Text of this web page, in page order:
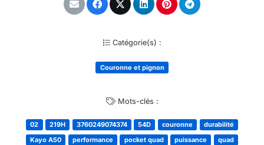
Catégorie(s) :
Couronne et pignon
Mots-clés :
02 219H 3760249074374 54D couronne
durabilité
Kayo A50
performance pocket quad puissance
quad